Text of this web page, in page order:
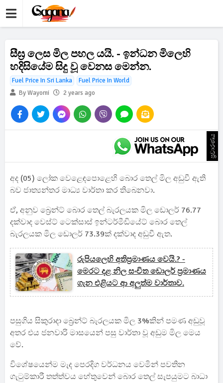
සීඝ්‍ර ලෙස මිල පහල යයි. - ඉන්ධන මිලෙහි
හදිසියේම සිදු වූ වෙනස මෙන්න.
Fuel Price In Sri Lanka
Fuel Price In World
By Wayomi
2 years ago
ප්‍රචාරණය
අද (05) ලෝක වෙළෙඳපොළෙහි බොර තෙල් මිල අඩුවී ඇති
බව ජාත්‍යන්තර මාධ්‍ය වාර්තා කර තිබෙනවා.
ඒ, අනුව බ්‍රෙන්ට් බොර තෙල් බැරලයක මිල ඩොලර් 76.77
දක්වාද වෙස්ට් ටෙක්සාස් ඉන්ටර්මීඩියේට් බොර තෙල්
බැරලයක මිල ඩොලර් 73.39ක් දක්වාද අඩුවී ඇත.
රුපියලෙහි අතිප්‍රමාණය වෙයි.? -
මෙරට දළ නිල සංචිත ඩොලර් ප්‍රමාණය
ගැන එළියට ආ අලුත්ම වාර්තාව.
පසුගිය සිකුරාදා බ්‍රෙන්ට් බැරලයක මිල 3%කින් පමණ අඩුවූ
අතර එය ජනවාරි මාසයෙන් පසු වාර්තා වූ අඩුම මිල මෙය
වේ.
විශේෂයෙන්ම මැද පෙරදිග වර්ධනය වෙමින් පවතින
ගැටුම්කාරී තත්ත්වය හේතුවෙන් බොර තෙල් සැපයුමට බාධා